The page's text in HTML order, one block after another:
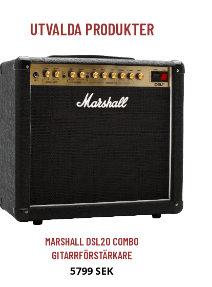
UTVALDA PRODUKTER
MARSHALL DSL20 COMBO
GITARRFÖRSTÄRKARE
5799 SEK